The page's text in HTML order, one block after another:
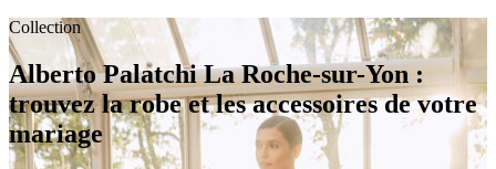
Collection
Alberto Palatchi La Roche-sur-Yon :
trouvez la robe et les accessoires de votre
mariage